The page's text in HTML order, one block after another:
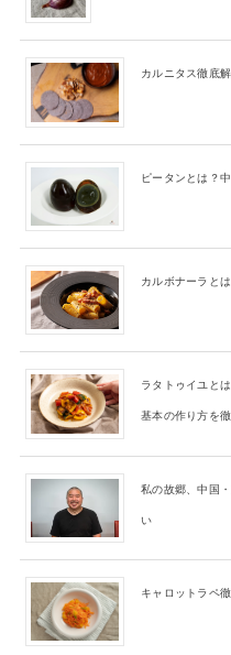
カルニタス徹底
ピータンとは？
カルボナーラと
ラタトゥイユと
基本の作り方を
私の故郷、中国
い
キャロットラペ